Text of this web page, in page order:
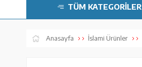
TÜM KATEGORİLER
Anasayfa İslami Ürünler